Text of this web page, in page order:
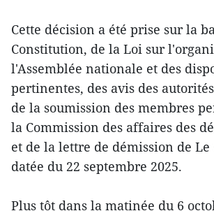
Cette décision a été prise sur la
Constitution, de la Loi sur
l'Assemblée nationale et des
pertinentes, des avis des
de la soumission des membres
la Commission des affaires des
et de la lettre de démission de Le
datée du 22 septembre 2025.
Plus tôt dans la matinée du 6